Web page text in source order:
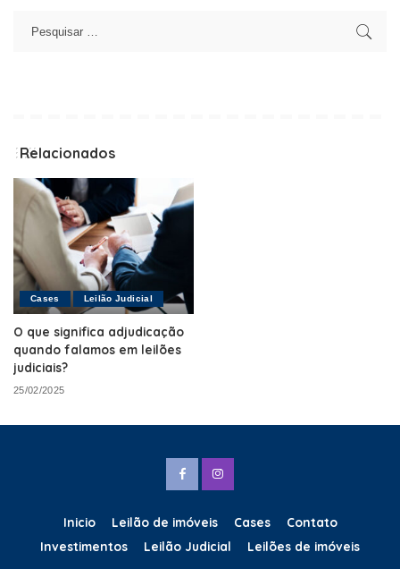
Relacionados
Cases Leilão Judicial
O que significa adjudicação
quando falamos em leilões
judiciais?
25/02/2025
Inicio Leilão de imóveis Cases
Contato
Investimentos
Leilão Judicial Leilões de imóveis